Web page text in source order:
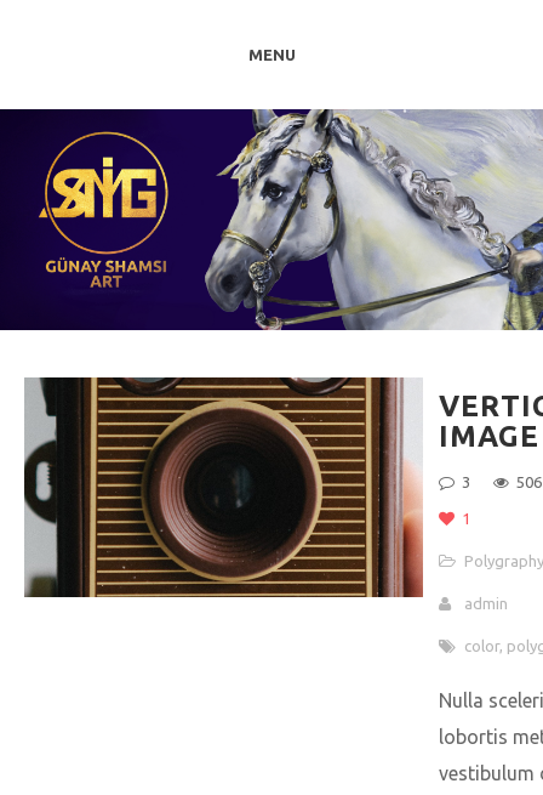
MENU
IMAGE
3
1
Polygraphy
admin
color,
Nulla
lobortis
vestibulum